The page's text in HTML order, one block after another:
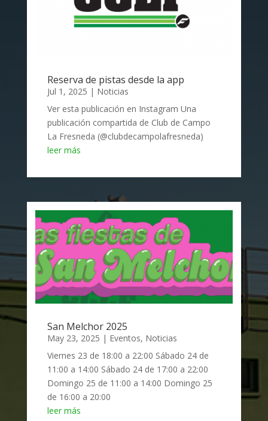
Reserva de pistas desde la app
Jul 1, 2025 | Noticias
Ver esta publicación en Instagram Una
publicación compartida de Club de Campo
La Fresneda (@clubdecampolafresneda)
leer más
San Melchor 2025
May 23, 2025 | Eventos, Noticias
Viernes 23 de 18:00 a 22:00 Sábado 24 de
11:00 a 14:00 Sábado 24 de 17:00 a 22:00
Domingo 25 de 11:00 a 14:00 Domingo 25
de 16:00 a 20:00
leer más